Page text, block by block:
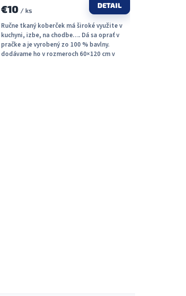
€10 / ks
DETAIL
Ručne tkaný koberček má široké využite v
kuchyni, izbe, na chodbe…. Dá sa oprať v
pračke a je vyrobený zo 100 % bavlny.
dodávame ho v rozmeroch 60×120 cm v